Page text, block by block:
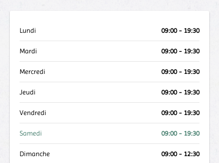
Lundi 09:00 - 19:30
Mardi 09:00 - 19:30
Mercredi 09:00 - 19:30
Jeudi 09:00 - 19:30
Vendredi 09:00 - 19:30
Samedi 09:00 - 19:30
Dimanche 09:00 - 12:30